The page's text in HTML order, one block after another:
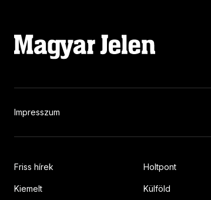
Impresszum
Friss hírek
Kiemelt
Holtpont
Külföld